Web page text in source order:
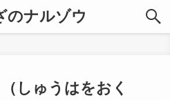
のナルゾウ
しゅうはをおく